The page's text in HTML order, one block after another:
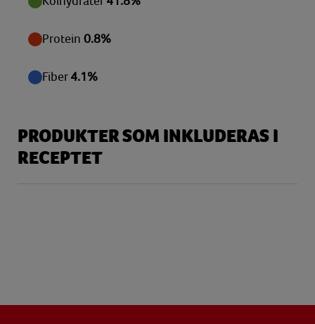
Protein 0.8%
Fiber 4.1%
PRODUKTER SOM INKLUDERAS I
RECEPTET